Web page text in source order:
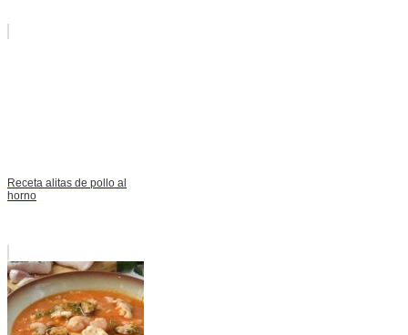
Receta alitas de pollo al
horno